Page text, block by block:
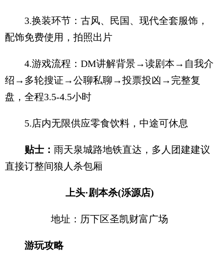
3.换装环节：古风、民国、现代全套服饰，
配饰免费使用，拍照出片
4.游戏流程：DM讲解背景→读剧本→自我介
绍→多轮搜证→公聊私聊→投票投凶→完整复
盘，全程3.5-4.5小时
5.店内无限供应零食饮料，中途可休息
贴士： 雨天泉城路地铁直达，多人团建建议
直接订整间狼人杀包厢
上头·剧本杀(泺源店)
地址：历下区圣凯财富广场
游玩攻略